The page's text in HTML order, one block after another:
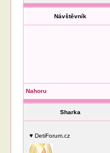
Návštěvník
Nahoru
Sharka
♥ DetiForum.cz